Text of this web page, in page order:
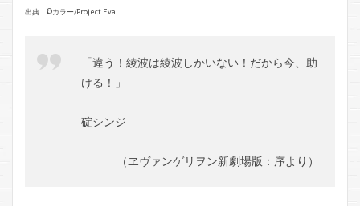
出典：©️カラー/Project Eva
「違う！綾波は綾波しかいない！だから今、助
ける！」
碇シンジ
（ヱヴァンゲリヲン新劇場版：序より）